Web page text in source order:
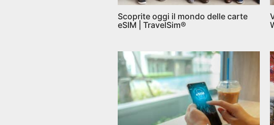
Scoprite oggi il mondo delle carte
eSIM | TravelSim®